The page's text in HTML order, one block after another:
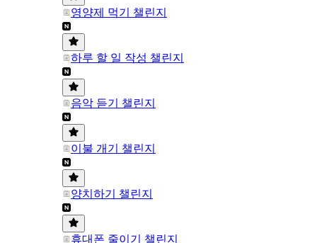
영양제 먹기 챌린지
하루 할 일 작성 챌린지
음악 듣기 챌린지
이불 개기 챌린지
양치하기 챌린지
휴대폰 줄이기 챌린지